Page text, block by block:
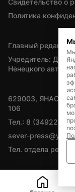
Политика
Главный
Учредитель:
Ненецкого
629003, ЯНАО,
106
Тел.: 8 (34922)
sever-
Тел. отдела